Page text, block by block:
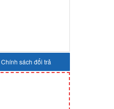
Chính sách đổi trả